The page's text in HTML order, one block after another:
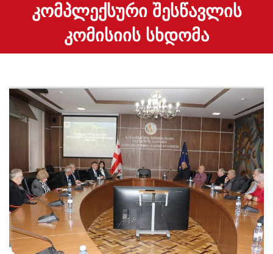
ᲙᲝᲛᲞᲚᲔᲥᲡᲣᲠᲘ ᲨᲔᲡᲬᲐᲕᲚᲘᲡ
ᲙᲝᲛᲘᲡᲘᲘᲡ ᲡᲮᲓᲝᲛᲐ